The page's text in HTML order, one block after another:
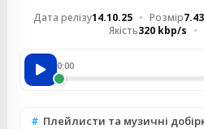
Дата релізу14.10.25 Розмір
Якість320 kbp/s
0:00
Плейлисти та музичні